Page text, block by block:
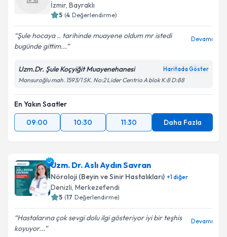
E-posta Adresiniz
Metni'ni okudum ve kişisel verilerimin belirtilen
kapsamda işlenmesini kabul ediyorum.
Takvim Talebini Gönder
İzmir, Bayraklı
5 (4 Değerlendirme)
Şule hocaya .. tarihinde muayene oldum mr istedi
bugünde gittim...
Devamı
Uzm.Dr. Şule Koçyiğit Muayenehanesi Haritada Göster
Mansuroğlu mah. 1593/1 SK. No:2 Lider Centrio A blok K:8 D:88
En Yakın Saatler
09:00
10:30 11:30 Daha Fazla
Uzm. Dr. Aslı Aydın Savran
Nöroloji (Beyin ve Sinir Hastalıkları) +1diğer
Denizli, Merkezefendi
5 (17 Değerlendirme)
Hastalarına çok sevgi dolu ilgi gösteriyor iyi bir teşhis
koyuyor...
Devamı